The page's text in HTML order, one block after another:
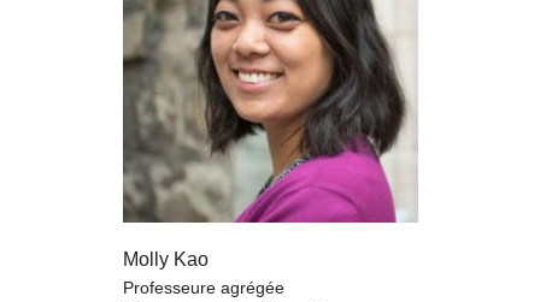
Molly Kao
Professeure agrégée